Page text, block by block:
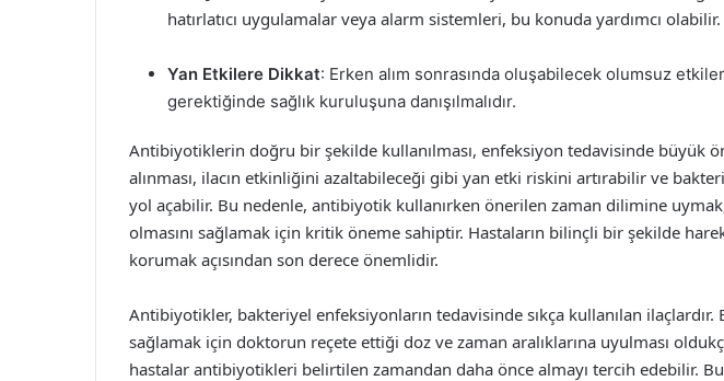
hatırlatıcı uygulamalar veya alarm sistemleri, bu konuda yardımcı olabilir.
Yan Etkilere Dikkat: Erken alım sonrasında oluşabilecek olumsuz
gerektiğinde sağlık kuruluşuna danışılmalıdır.
Antibiyotiklerin doğru bir şekilde kullanılması, enfeksiyon tedavisinde büyük
alınması, ilacın etkinliğini azaltabileceği gibi yan etki riskini artırabilir ve
yol açabilir. Bu nedenle, antibiyotik kullanırken önerilen zaman dilimine
olmasını sağlamak için kritik öneme sahiptir. Hastaların bilinçli bir şekilde
korumak açısından son derece önemlidir.
Antibiyotikler, bakteriyel enfeksiyonların tedavisinde sıkça kullanılan ilaçlardır.
sağlamak için doktorun reçete ettiği doz ve zaman aralıklarına uyulması
hastalar antibiyotikleri belirtilen zamandan daha önce almayı tercih edebilir.